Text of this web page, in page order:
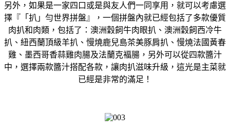
另外，如果是一家四口或是與友人們一同享用，就可以考慮選
擇『「扒」勻世界拼盤』，一個拼盤內就已經包括了多款優質
肉扒和肉類，包括了：澳洲穀飼牛肉眼扒、澳洲穀飼西冷牛
扒、紐西蘭頂級羊扒、慢燒鹿兒島茶美豚肩扒、慢燒法國黃春
雞、墨西哥香蒜雞肉腸及法蘭克褔腸，另外可以從四款醬汁
中，選擇兩款醬汁搭配各款，讓肉扒滋味升級，這光是主菜就
已經是非常的滿足！